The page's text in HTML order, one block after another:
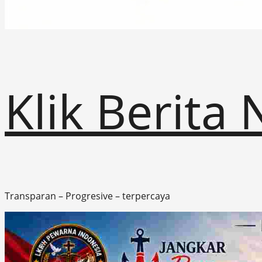
Klik Berita
Transparan – Progresive – terpercaya